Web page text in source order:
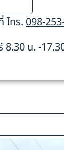
โทร.098-
8.30 น. -